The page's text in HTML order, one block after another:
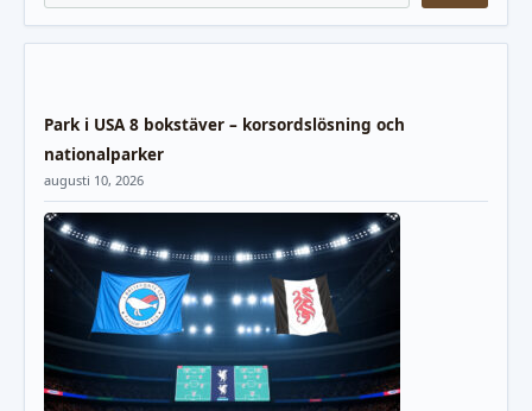
Park i USA 8 bokstäver – korsordslösning och
nationalparker
augusti 10, 2026